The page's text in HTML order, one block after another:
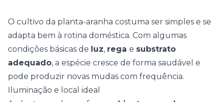
O cultivo da planta-aranha costuma ser simples e se
adapta bem à rotina doméstica. Com algumas
condições básicas de luz, rega e substrato
adequado, a espécie cresce de forma saudável e
pode produzir novas mudas com frequência.
Iluminação e local ideal